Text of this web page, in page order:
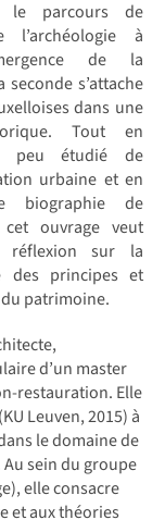
le parcours de
l’archéologie à
de la
s’attache
dans une
Tout en
peu étudié de
urbaine et en
biographie de
cet ouvrage veut
réflexion sur la
des principes et
patrimoine.
d’un master
restauration. Elle
Leuven, 2015) à
le domaine de
sein du groupe
elle consacre
et aux théories